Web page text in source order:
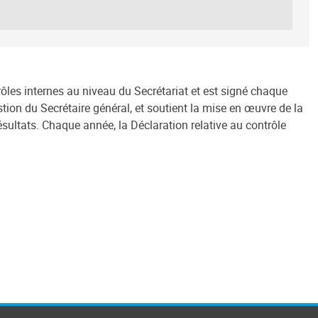
internes au niveau du Secrétariat et est signé chaque
du Secrétaire général, et soutient la mise en œuvre de la
Chaque année, la Déclaration relative au contrôle